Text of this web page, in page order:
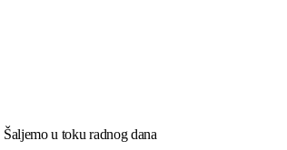
Šaljemo u toku radnog dana​